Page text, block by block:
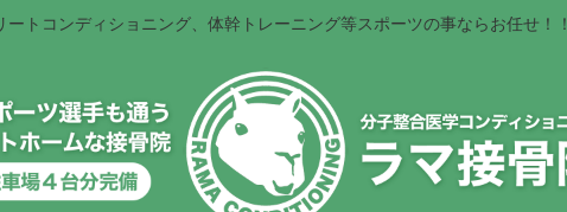
ートコンディショニング、体幹トレーニング等スポーツの事ならお任せ！！